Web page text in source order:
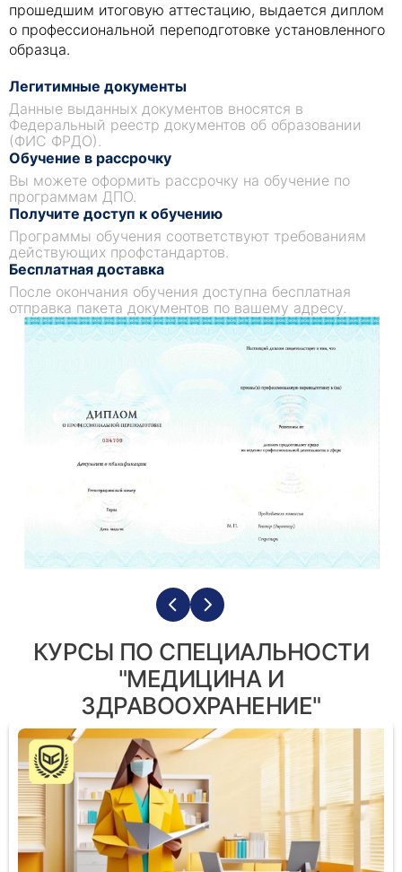
прошедшим итоговую аттестацию, выдается диплом
о профессиональной переподготовке установленного
образца.
Легитимные документы
Данные выданных документов вносятся в
Федеральный реестр документов об образовании
(ФИС ФРДО).
Обучение в рассрочку
Вы можете оформить рассрочку на обучение по
программам ДПО.
Получите доступ к обучению
Программы обучения соответствуют требованиям
действующих профстандартов.
Бесплатная доставка
После окончания обучения доступна бесплатная
отправка пакета документов по вашему адресу.
КУРСЫ ПО СПЕЦИАЛЬНОСТИ
"МЕДИЦИНА И
ЗДРАВООХРАНЕНИЕ"